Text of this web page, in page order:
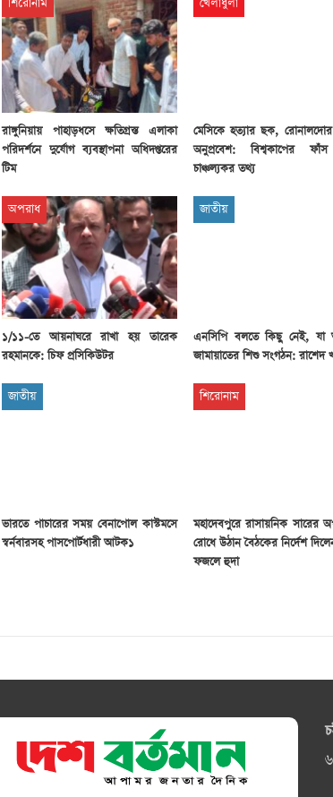
রাঙ্গুনিয়ায় পাহাড়ধসে ক্ষতিগ্রস্ত এলাকা
পরিদর্শনে দুর্যোগ ব্যবস্থাপনা অধিদপ্তরের
টিম
মেসিকে হত্যার ছক,
অনুপ্রবেশ: বিশ্বকাপের
চাঞ্চল্যকর তথ্য
অপরাধ
১/১১-তে আয়নাঘরে রাখা হয় তারেক
রহমানকে: চিফ প্রসিকিউটর
জাতীয়
এনসিপি বলতে কিছু নেই, যা
জামায়াতের শিশু সংগঠন: রাশেদ
জাতীয়
ভারতে পাচারের সময় বেনাপোল কাস্টমসে
স্বর্নবারসহ পাসপোর্টধারী আটক১
শিরোনাম
মহাদেবপুরে রাসায়নিক সারের
রোধে উঠান বৈঠকের নির্দেশ
ফজলে হুদা